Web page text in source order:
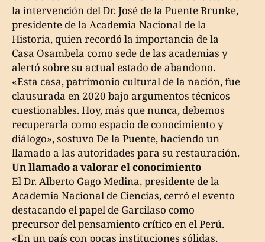
la intervención del Dr. José de la Puente Brunke,
presidente de la Academia Nacional de la
Historia, quien recordó la importancia de la
Casa Osambela como sede de las academias y
alertó sobre su actual estado de abandono.
«Esta casa, patrimonio cultural de la nación, fue
clausurada en 2020 bajo argumentos técnicos
cuestionables. Hoy, más que nunca, debemos
recuperarla como espacio de conocimiento y
diálogo», sostuvo De la Puente, haciendo un
llamado a las autoridades para su restauración.
Un llamado a valorar el conocimiento
El Dr. Alberto Gago Medina, presidente de la
Academia Nacional de Ciencias, cerró el evento
destacando el papel de Garcilaso como
precursor del pensamiento crítico en el Perú.
«En un país con pocas instituciones sólidas,